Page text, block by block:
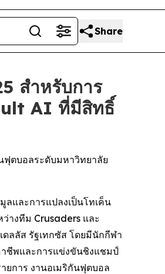
Share
สำหรับการ
AI ที่มีสิทธิ์
ฟุตบอลระดับมหาวิทยาลัย
ลและการแปลงเป็นโทเค็น
างทีม Crusaders และ
ลลัส รัฐเทกซัส โดยมีนักกีฬา
ชีพและการแข่งขันชิงแชมป์
การ งานอเมริกันฟุตบอล